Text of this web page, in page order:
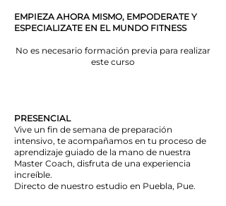
EMPIEZA AHORA MISMO, EMPODERATE Y
ESPECIALIZATE EN EL MUNDO FITNESS
No es necesario formación previa para realizar
este curso
PRESENCIAL
Vive un fin de semana de preparación
intensivo, te acompañamos en tu proceso de
aprendizaje guiado de la mano de nuestra
Master Coach, disfruta de una experiencia
increíble.
Directo de nuestro estudio en Puebla, Pue.